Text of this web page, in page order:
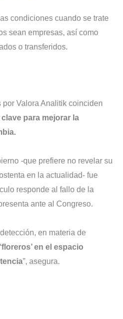
condiciones cuando se trate
sean empresas, así como
o transferidos.
por Valora Analitik coinciden
para mejorar la
-que prefiere no revelar su
en la actualidad- fue
responde al fallo de la
ante al Congreso.
en materia de
en el espacio
”, asegura.